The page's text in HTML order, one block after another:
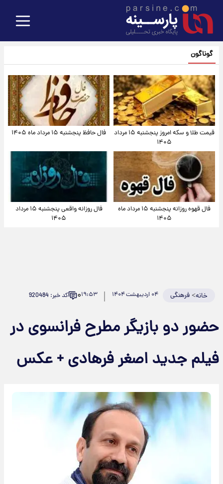
گوناگون
قیمت طلا و سکه امروز پنجشنبه ۱۵ مرداد
۱۴۰۵
فال حافظ پنجشنبه ۱۵ مرداد ماه ۱۴۰۵
فال قهوه روزانه پنجشنبه ۱۵ مرداد ماه
۱۴۰۵
فال روزانه واقعی پنجشنبه ۱۵ مرداد
۱۴۰۵
خانه>فرهنگی ۰۴ اردیبهشت ۱۴۰۴ ۱۹:۵۳۰ کد خبر: 920484
حضور دو بازیگر مطرح فرانسوی در
فیلم جدید اصغر فرهادی + عکس